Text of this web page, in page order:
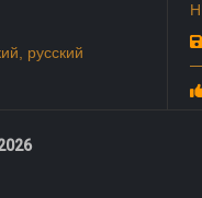
, русский